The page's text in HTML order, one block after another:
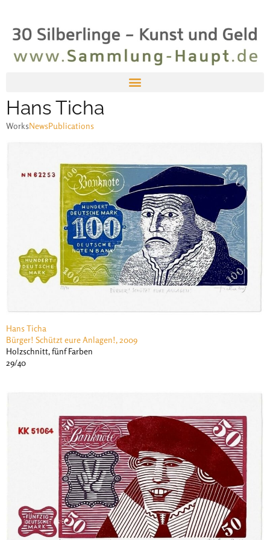
Hans Ticha
WorksNewsPublications
Hans Ticha
Bürger! Schützt eure Anlagen!, 2009
Holzschnitt, fünf Farben
29/40